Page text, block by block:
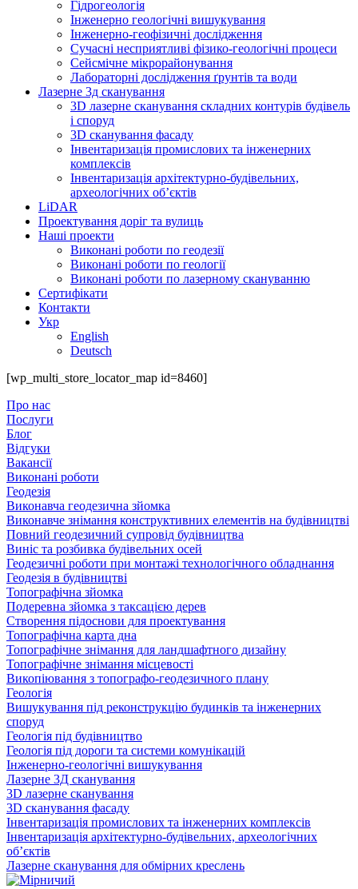
Гідрогеологія
Інженерно геологічні вишукування
Інженерно-геофізичні дослідження
Сучасні несприятливі фізико-геологічні процеси
Сейсмічне мікрорайонування
Лабораторні дослідження ґрунтів та води
Лазерне 3д сканування
3D лазерне сканування складних контурів будівель
і споруд
3D сканування фасаду
Інвентаризація промислових та інженерних
комплексів
Інвентаризація архітектурно-будівельних,
археологічних об’єктів
LiDAR
Проектування доріг та вулиць
Наші проекти
Виконані роботи по геодезії
Виконані роботи по геології
Виконані роботи по лазерному скануванню
Сертифікати
Контакти
Укр
English
Deutsch
[wp_multi_store_locator_map id=8460]
Про нас
Послуги
Блог
Відгуки
Вакансії
Виконані роботи
Геодезія
Виконавча геодезична зйомка
Виконавче знімання конструктивних елементів на будівництві
Повний геодезичний супровід будівництва
Виніс та розбивка будівельних осей
Геодезичні роботи при монтажі технологічного обладнання
Геодезія в будівництві
Топографічна зйомка
Подеревна зйомка з таксацією дерев
Створення підоснови для проектування
Топографічна карта дна
Топографічне знімання для ландшафтного дизайну
Топографічне знімання місцевості
Викопіювання з топографо-геодезичного плану
Геологія
Вишукування під реконструкцію будинків та інженерних
споруд
Геологія під будівництво
Геологія під дороги та системи комунікацій
Інженерно-геологічні вишукування
Лазерне 3Д сканування
3D лазерне сканування
3D сканування фасаду
Інвентаризація промислових та інженерних комплексів
Інвентаризація архітектурно-будівельних, археологічних
об’єктів
Лазерне сканування для обмірних креслень